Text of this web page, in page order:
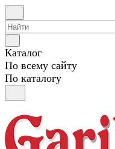
Каталог
По всему сайту
По каталогу